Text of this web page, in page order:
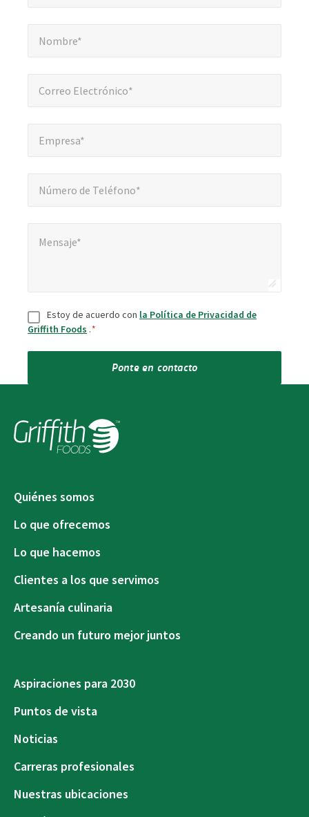
Nombre*
Correo Electrónico*
Empresa*
Número de Teléfono*
Mensaje*
Consentir
Estoy de acuerdo con la Política de Privacidad de
Griffith Foods .*
Ponte en contacto
Quiénes somos
Lo que ofrecemos
Lo que hacemos
Clientes a los que servimos
Artesanía culinaria
Creando un futuro mejor juntos
Aspiraciones para 2030
Puntos de vista
Noticias
Carreras profesionales
Nuestras ubicaciones